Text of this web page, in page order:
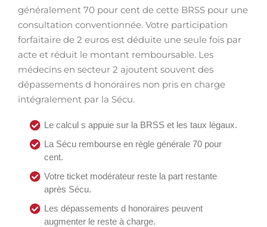
généralement 70 pour cent de cette BRSS pour une
consultation conventionnée. Votre participation
forfaitaire de 2 euros est déduite une seule fois par
acte et réduit le montant remboursable. Les
médecins en secteur 2 ajoutent souvent des
dépassements d honoraires non pris en charge
intégralement par la Sécu.
Le calcul s appuie sur la BRSS et les taux légaux.
La Sécu rembourse en règle générale 70 pour
cent.
Votre ticket modérateur reste la part restante
après Sécu.
Les dépassements d honoraires peuvent
augmenter le reste à charge.